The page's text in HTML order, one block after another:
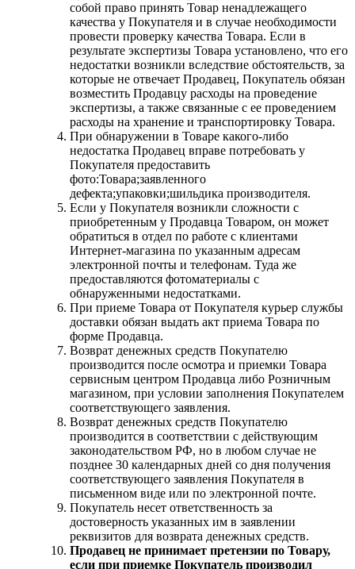
собой право принять Товар ненадлежащего
качества у Покупателя и в случае необходимости
провести проверку качества Товара. Если в
результате экспертизы Товара установлено, что его
недостатки возникли вследствие обстоятельств, за
которые не отвечает Продавец, Покупатель обязан
возместить Продавцу расходы на проведение
экспертизы, а также связанные с ее проведением
расходы на хранение и транспортировку Товара.
При обнаружении в Товаре какого-либо
недостатка Продавец вправе потребовать у
Покупателя предоставить
фото:Товара;заявленного
дефекта;упаковки;шильдика производителя.
Если у Покупателя возникли сложности с
приобретенным у Продавца Товаром, он может
обратиться в отдел по работе с клиентами
Интернет-магазина по указанным адресам
электронной почты и телефонам. Туда же
предоставляются фотоматериалы с
обнаруженными недостатками.
При приеме Товара от Покупателя курьер службы
доставки обязан выдать акт приема Товара по
форме Продавца.
Возврат денежных средств Покупателю
производится после осмотра и приемки Товара
сервисным центром Продавца либо Розничным
магазином, при условии заполнения Покупателем
соответствующего заявления.
Возврат денежных средств Покупателю
производится в соответствии с действующим
законодательством РФ, но в любом случае не
позднее 30 календарных дней со дня получения
соответствующего заявления Покупателя в
письменном виде или по электронной почте.
Покупатель несет ответственность за
достоверность указанных им в заявлении
реквизитов для возврата денежных средств.
Продавец не принимает претензии по Товару,
если при приемке Покупатель производил